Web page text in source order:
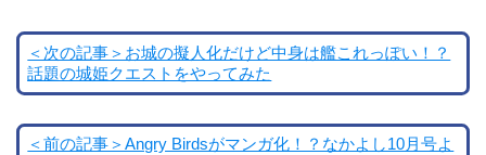
＜次の記事＞お城の擬人化だけど中身は艦これっぽい！？
話題の城姫クエストをやってみた
＜前の記事＞Angry Birdsがマンガ化！？なかよし10月号よ